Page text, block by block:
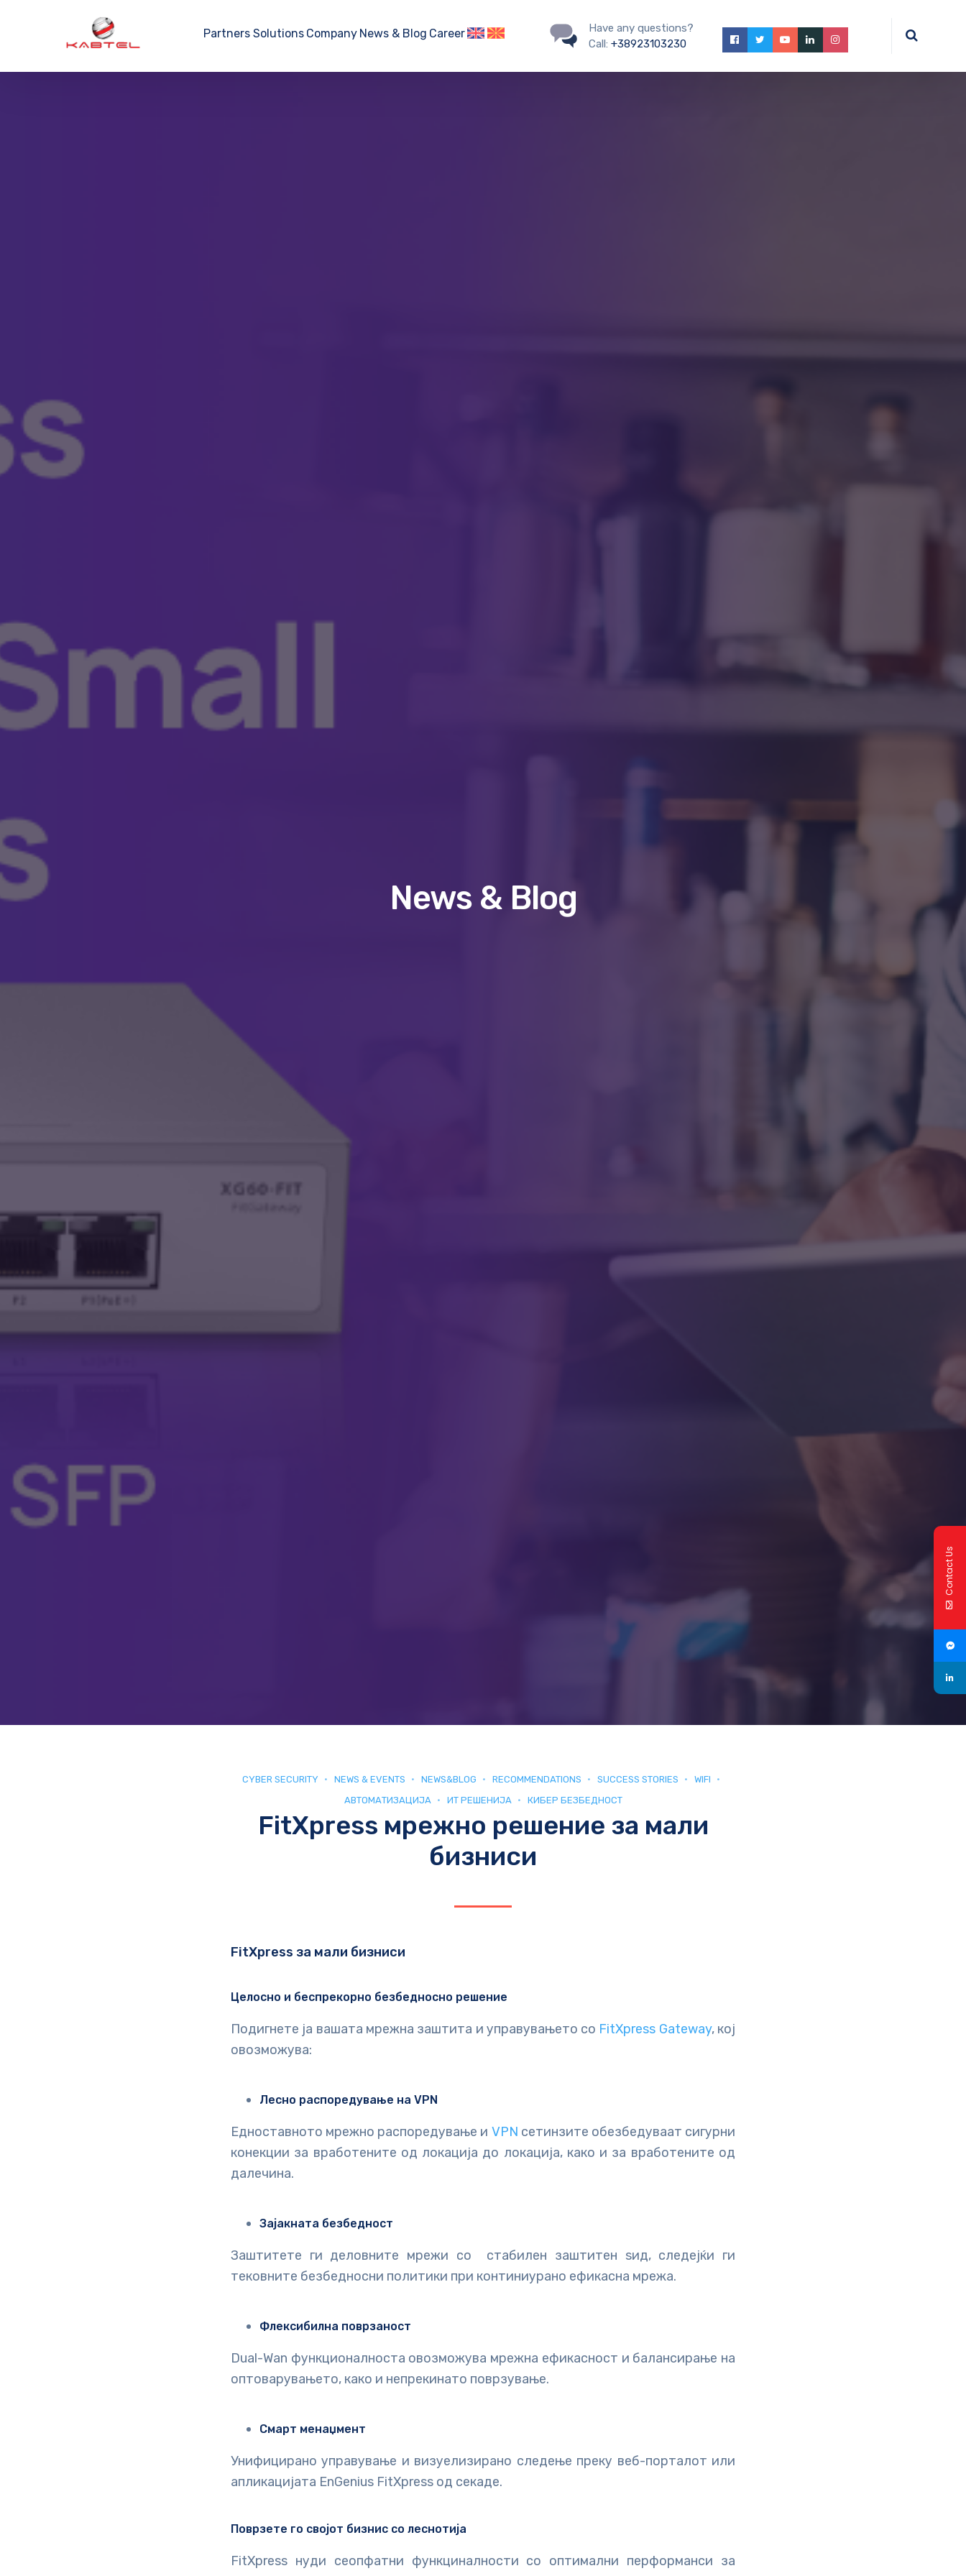
Partners Solutions Company News & Blog Career
Have any questions?
Call: +38923103230
News & Blog
CYBER SECURITY NEWS & EVENTS NEWS&BLOG RECOMMENDATIONS SUCCESS STORIES
WIFI
АВТОМАТИЗАЦИЈА
ИТ РЕШЕНИЈА КИБЕР БЕЗБЕДНОСТ
FitXpress мрежно решение за мали
бизниси
FitXpress за мали бизниси
Целосно и беспрекорно безбедносно решение
Подигнете ја вашата мрежна заштита и управувањето со FitXpress Gateway, кој
овозможува:
Лесно распоредување на VPN
Едноставното мрежно распоредување и VPN сетинзите обезбедуваат сигурни
конекции за вработените од локација до локација, како и за вработените од
далечина.
Зајакната безбедност
Заштитете ги деловните мрежи со стабилен заштитен ѕид, следејќи ги
тековните безбедносни политики при континиурано ефикасна мрежа.
Флексибилна поврзаност
Dual-Wan функционалноста овозможува мрежна ефикасност и балансирање на
оптоварувањето, како и непрекинатo поврзување.
Смарт менаџмент
Унифицирано управување и визуелизирано следење преку веб-порталот или
апликацијата EnGenius FitXpress од секаде.
Поврзете го својот бизнис со леснотија
FitXpress нуди сеопфатни функциналности со оптимални перформанси за
Contact Us